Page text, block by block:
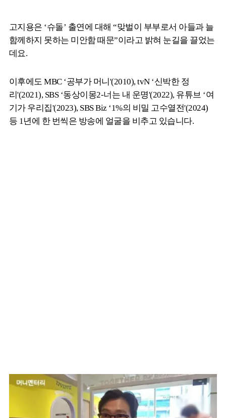
고지용은 ‘슈돌’ 출연에 대해 “맞벌이 부부로서 아들과 늘
함께하지 못하는 미안함 때문”이라고 밝혀 눈길을 끌었는
데요.
이후에도 MBC ‘공부가 머니'(2010), tvN ‘신박한 정
리'(2021), SBS ‘동상이몽2-너는 내 운명'(2022), 유튜브 ‘여
기가 우리집'(2023), SBS Biz ‘1%의 비밀 고수열전'(2024)
등 1년에 한 번씩은 방송에 얼굴을 비추고 있습니다.